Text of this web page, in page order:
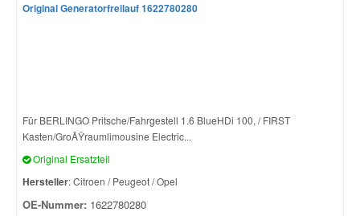
Original Generatorfreilauf 1622780280
Für BERLINGO Pritsche/Fahrgestell 1.6 BlueHDi 100, / FIRST
Kasten/GroÃŸraumlimousine Electric...
Original Ersatzteil
Hersteller: Citroen / Peugeot / Opel
OE-Nummer: 1622780280